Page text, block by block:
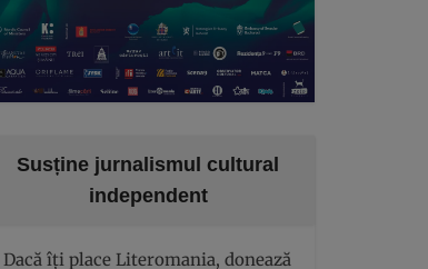
Susține jurnalismul cultural
independent
Dacă îți place Literomania, donează